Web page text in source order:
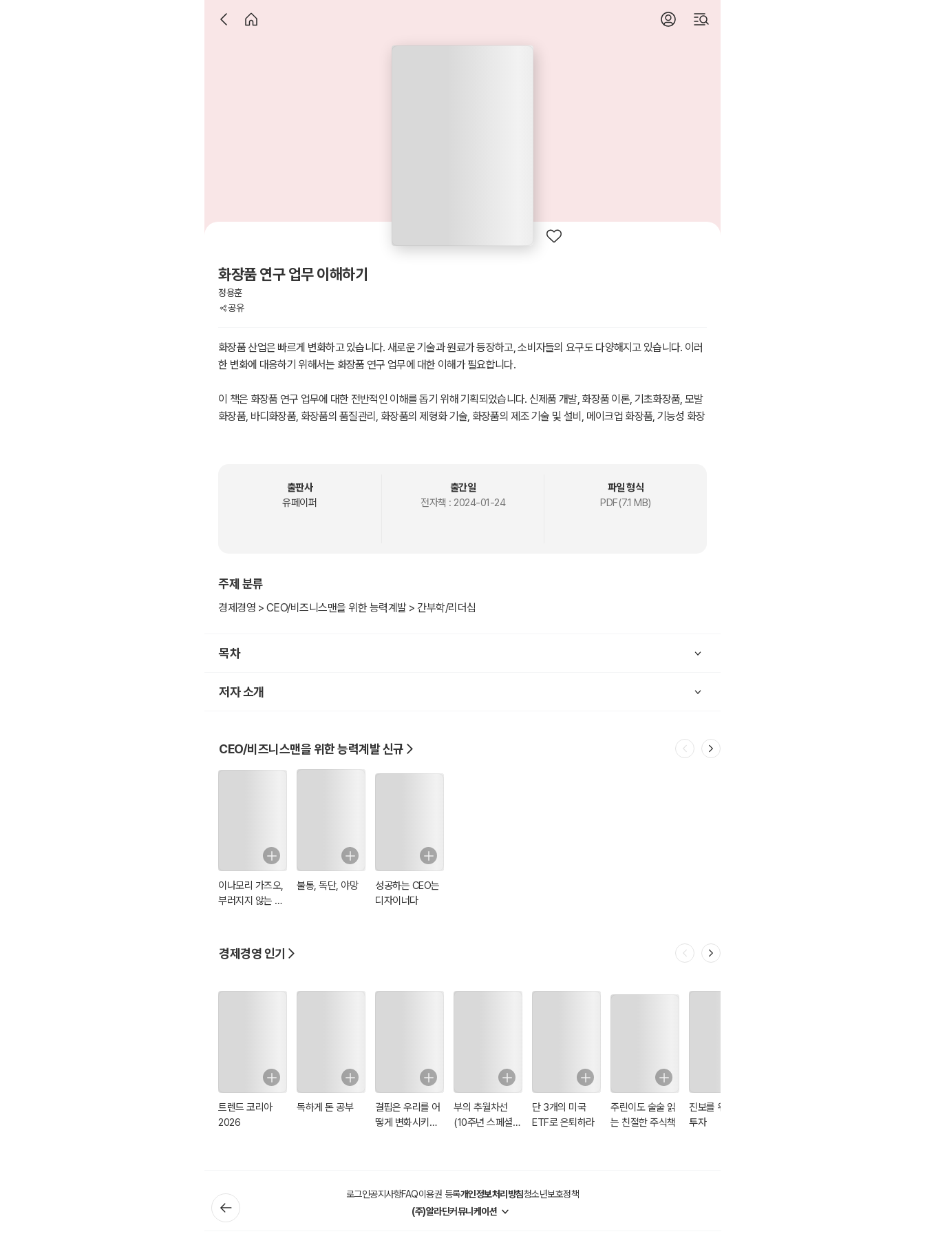
화장품 연구 업무 이해하기
정용훈
공유
화장품 산업은 빠르게 변화하고 있습니다. 새로운 기술과 원료가 등장하고, 소비자들의 요구도 다양해지고 있습니다. 이러
한 변화에 대응하기 위해서는 화장품 연구 업무에 대한 이해가 필요합니다.
이 책은 화장품 연구 업무에 대한 전반적인 이해를 돕기 위해 기획되었습니다. 신제품 개발, 화장품 이론, 기초화장품, 모발
화장품, 바디화장품, 화장품의 품질관리, 화장품의 제형화 기술, 화장품의 제조 기술 및 설비, 메이크업 화장품, 기능성 화장
다. 이 책을 통해 화장품 연구 업무에 대한 전문적인 지식과 기술을 습득하고, 자신만의 아이디어를 바탕으로 새로운 제품
을 개발해 보세요.
출판사
유페이퍼
출간일
전자책 : 2024-01-24
파일 형식
PDF(7.1 MB)
주제 분류
경제경영 > CEO/비즈니스맨을 위한 능력계발 > 간부학/리더십
목차
저자 소개
CEO/비즈니스맨을 위한 능력계발 신규
이나모리 가즈오,
부러지지 않는 마
불통, 독단, 야망
성공하는 CEO는
디자이너다
경제경영 인기
트렌드 코리아
2026
독하게 돈 공부
결핍은 우리를 어
떻게 변화시키는
부의 추월차선
(10주년 스페셜
단 3개의 미국
ETF로 은퇴하라
주린이도 술술 읽
는 친절한 주식책
진보를 위한 주식
투자
로그인공지사항FAQ이용권 등록개인정보처리방침청소년보호정책
(주)알라딘커뮤니케이션